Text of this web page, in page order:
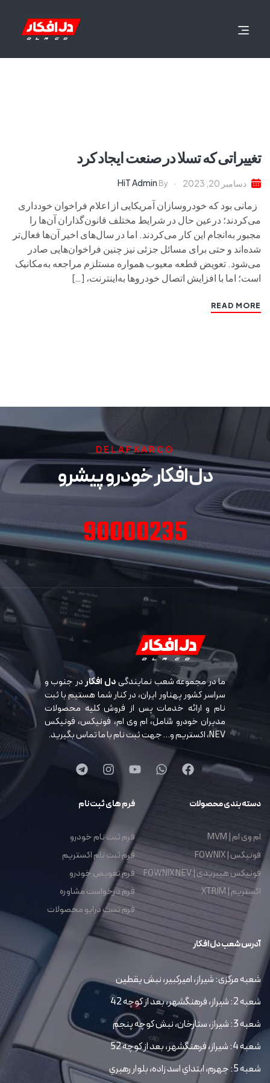
تغییراتی که تسلا در صنعت ایجاد کرد
دسامبر 20, 2023 By
HiT Admin
زمانی بود که خودروسازان آمریکایی از اعلام فراخوان خودداری
می‌کردند؛ درعین حال در شرایط مختلف قانون‌گذاران آن‌ها را
مجبور به‌انجام این کار می‌کردند. اما در سال‌های اخیر آن‌ها فعال‌تر
شده‌اند و حتی برای مسائل جزئی نیز چنین فراخوان‌هایی صادر
می‌شود. تعویض قطعه معیوب همواره مستلزم مراجعه به‌مکانیک
است؛ اما با افزایش اتصال خودروها به‌اینترنت، […]
READ MORE
DELAFKARCO
دل افکار خودرو پیشرو
90000235
ما در مجموعه شعب نمایندگیدل افکاردر جنوب و
سراسر کشور پهناور ایران، در کنار شما هستیم با ثبت
نام و ارائه خدمات پس از فروش کلیه محصولات
مدیران خودرو شامل، ام وی ام، فونیکس، فونیکس
NEV، اکستریم و… جهت ثبت نام با ما تماس بگیرید.
دسته بندی محصولات
ام وی ام | MVM
فونیکس | FOWNIX
فونیکس هیبریدی | FOWNIX NEV
اکستریم | XTRIM
فرم های ثبت نام
فرم ثبت نام خودرو
فرم ثبت نام اکستریم
فرم تعویض خودرو
فرم درخواست مشاوره
فرم تست درایو محصولات
آدرس شعب دل افکار
شعبه مرکزی: شیراز، امیرکبیر، نبش یقطین
شعبه 2: شیراز، فرهنگشهر، بعد از کوچه 42
شعبه 3: شیراز، ستارخان، نبش کوچه پنجم
شعبه 4: شیراز، فرهنگشهر، بعد از کوچه 52
شعبه 5: جهرم، ابتداي اسد زاده، بلوار رهبري